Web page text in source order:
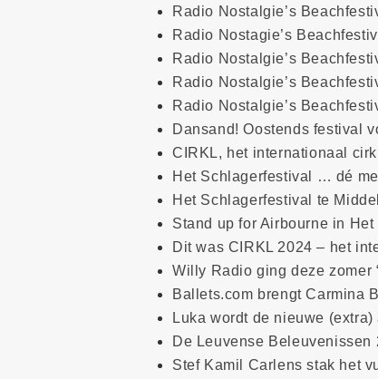
Radio Nostalgie’s
Radio Nostagie’s
Radio Nostalgie’s
Radio Nostalgie’s
Radio Nostalgie’s
Dansand! Oostends festival
CIRKL, het internationaal
Het Schlagerfestival … dé
Het Schlagerfestival te
Stand up for Airbourne in
Dit was CIRKL 2024 – het
Willy Radio ging deze zomer
Ballets.com brengt Carmina
Luka wordt de nieuwe
De Leuvense Beleuvenissen
Stef Kamil Carlens stak het